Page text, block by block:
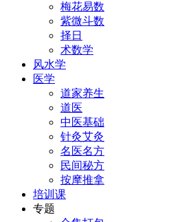
梅花易数
紫微斗数
择日
术数学
风水学
医学
道家养生
道医
中医基础
针灸艾灸
名医名方
民间秘方
按摩推拿
培训课
专题